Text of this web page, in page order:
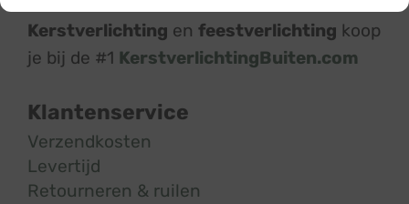
Kerstverlichting en feestverlichting koop
je bij de #1 KerstverlichtingBuiten.com
Klantenservice
Verzendkosten
Levertijd
Retourneren & ruilen